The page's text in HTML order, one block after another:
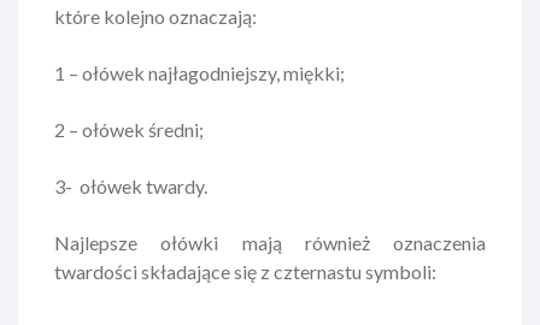
które kolejno oznaczają:
1 – ołówek najłagodniejszy, miękki;
2 – ołówek średni;
3- ołówek twardy.
Najlepsze ołówki mają również oznaczenia
twardości składające się z czternastu symboli: